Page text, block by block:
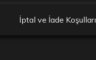
İptal ve İade Koşulları